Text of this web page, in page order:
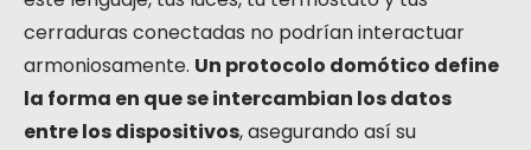
cerraduras conectadas no podrían interactuar
armoniosamente. Un protocolo domótico define
la forma en que se intercambian los datos
entre los dispositivos, asegurando así su